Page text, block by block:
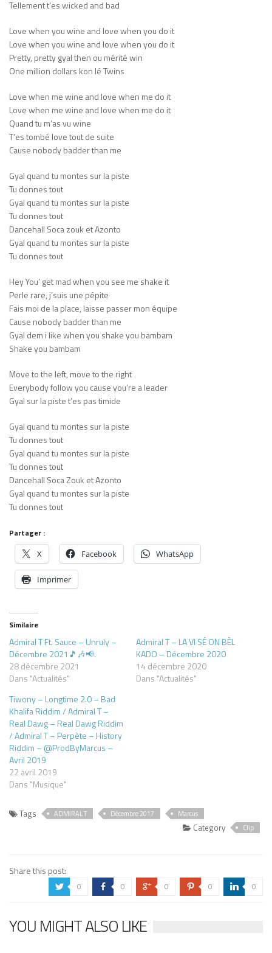
Tellement t’es wicked and bad
Love when you wine and love when you do it
Love when you wine and love when you do it
Pretty, pretty gyal then ou mérité win
One million dollars kon lé Twins
Love when me wine and love when me do it
Love when me wine and love when me do it
Quand tu m’as vu wine
T’es tombé love tout de suite
Cause nobody badder than me
Gyal quand tu montes sur la piste
Tu donnes tout
Gyal quand tu montes sur la piste
Tu donnes tout
Dancehall Soca zouk et Azonto
Gyal quand tu montes sur la piste
Tu donnes tout
Hey You’ get mad when you see me shake it
Perle rare, j’suis une pépite
Fais moi de la place, laisse passer mon équipe
Cause nobody badder than me
Gyal dem i like when you shake you bambam
Shake you bambam
Move to the left, move to the right
Everybody follow you cause you’re a leader
Gyal sur la piste t’es pas timide
Gyal quand tu montes sur la piste
Tu donnes tout
Gyal quand tu montes sur la piste
Tu donnes tout
Dancehall Soca Zouk et Azonto
Gyal quand tu montes sur la piste
Tu donnes tout
Partager :
X Facebook WhatsApp
Imprimer
Similaire
Admiral T Ft. Sauce – Unruly –
Décembre 2021🎵🎶📢.
28 décembre 2021
Dans "Actualités"
Admiral T – LA VI SÉ ON BÈL
KADO – Décembre 2020
14 décembre 2020
Dans "Actualités"
Tiwony – Longtime 2.0 – Bad
Khalifa Riddim / Admiral T –
Real Dawg – Real Dawg Riddim
/ Admiral T – Perpète – History
Riddim – @ProdByMarcus –
Avril 2019
22 avril 2019
Dans "Musique"
Tags ADMIRAL T Décembre 2017 Marcus
Category Clip
Share this post:
a 0 b 0 c 0 d 0 j 0
YOU MIGHT ALSO LIKE